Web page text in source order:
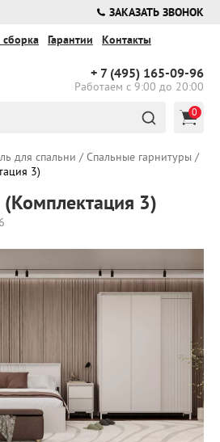
×
ЗАКАЗАТЬ ЗВОНОК
+ 7 (495) 165-09-96
Работаем с 9:00 до 20:00
сборка Гарантии Контакты
0
для спальни /Спальные гарнитуры /
3)
3)